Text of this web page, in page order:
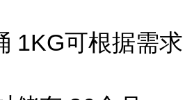
1KG可根据需求